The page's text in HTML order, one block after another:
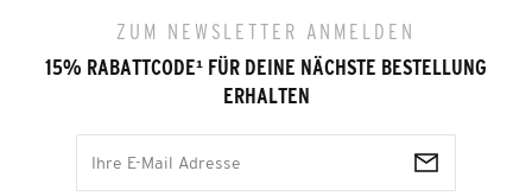
ZUM NEWSLETTER ANMELDEN
15% RABATTCODE¹ FÜR DEINE NÄCHSTE BESTELLUNG
ERHALTEN